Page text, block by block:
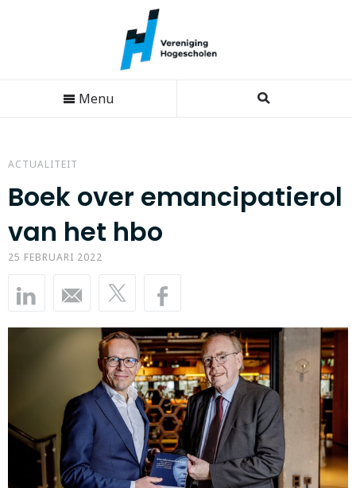
Menu
ACTUALITEIT
Boek over emancipatierol
van het hbo
25 FEBRUARI 2022